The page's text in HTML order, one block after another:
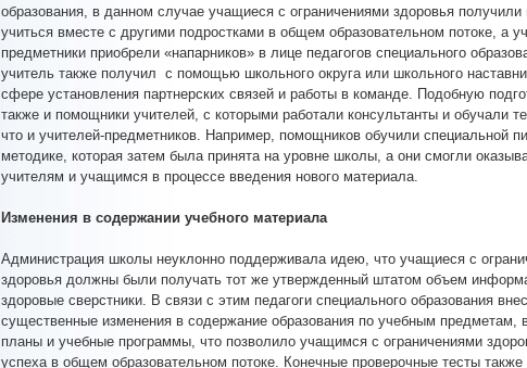
образования, в данном случае учащиеся с ограничениями здоровья получили
учиться вместе с другими подростками в общем образовательном потоке, а
предметники приобрели «напарников» в лице педагогов специального
учитель также получил с помощью школьного округа или школьного
сфере установления партнерских связей и работы в команде. Подобную
также и помощники учителей, с которыми работали консультанты и обучали
что и учителей-предметников. Например, помощников обучили специальной
методике, которая затем была принята на уровне школы, а они смогли
учителям и учащимся в процессе введения нового материала.
Изменения в содержании учебного материала
Администрация школы неуклонно поддерживала идею, что учащиеся с
здоровья должны были получать тот же утвержденный штатом объем
здоровые сверстники. В связи с этим педагоги специального образования
существенные изменения в содержание образования по учебным предметам,
планы и учебные программы, что позволило учащимся с ограничениями
успеха в общем образовательном потоке. Конечные проверочные тесты